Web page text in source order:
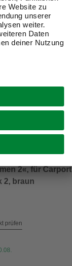
2«, für Carport
2, braun
prüfen